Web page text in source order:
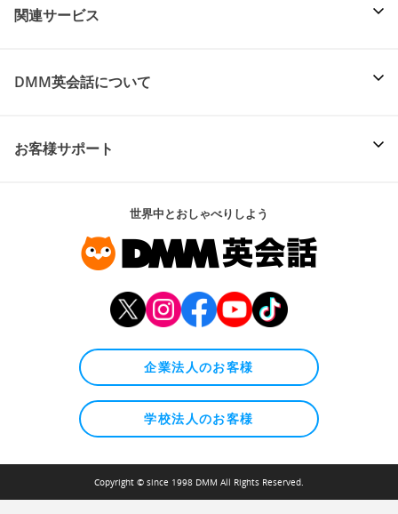
関連サービス
DMM英会話について
お客様サポート
世界中とおしゃべりしよう
企業法人のお客様
学校法人のお客様
Copyright © since 1998 DMM All Rights Reserved.